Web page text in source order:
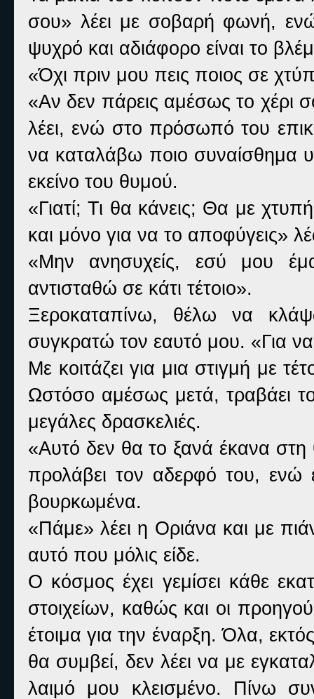
σου» λέει με σοβαρή φωνή,
ψυχρό και αδιάφορο είναι το
«Όχι πριν μου πεις ποιος σε
«Αν δεν πάρεις αμέσως το χέρι
λέει, ενώ στο πρόσωπό του
να καταλάβω ποιο συναίσθημα
εκείνο του θυμού.
«Γιατί; Τι θα κάνεις; Θα με
και μόνο για να το αποφύγεις»
«Μην ανησυχείς, εσύ μου
αντισταθώ σε κάτι τέτοιο».
Ξεροκαταπίνω, θέλω να
συγκρατώ τον εαυτό μου. «Για
Με κοιτάζει για μια στιγμή με
Ωστόσο αμέσως μετά, τραβάει
μεγάλες δρασκελιές.
«Αυτό δεν θα το ξανά έκανα στη
προλάβει τον αδερφό του,
βουρκωμένα.
«Πάμε» λέει η Οριάνα και με
αυτό που μόλις είδε.
Ο κόσμος έχει γεμίσει κάθε
στοιχείων, καθώς και οι
έτοιμα για την έναρξη. Όλα,
θα συμβεί, δεν λέει να με
λαιμό μου κλεισμένο. Πίνω